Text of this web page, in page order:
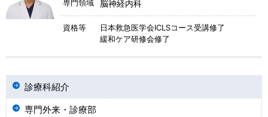
専門領域 脳神経内科
資格等
日本救急医学会ICLSコース受講修了
緩和ケア研修会修了
診療科紹介
専門外来・診療部